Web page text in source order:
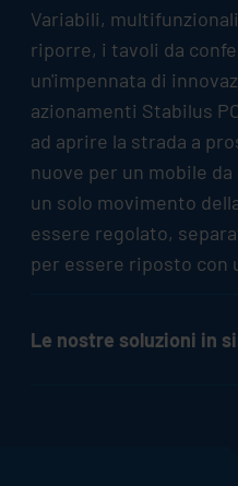
Variabili,
riporre, i tavoli da
un'impennata di
azionamenti Stabilus
ad aprire la strada a
nuove per un mobile
un solo movimento
essere regolato,
per essere riposto con
Le nostre soluzioni in